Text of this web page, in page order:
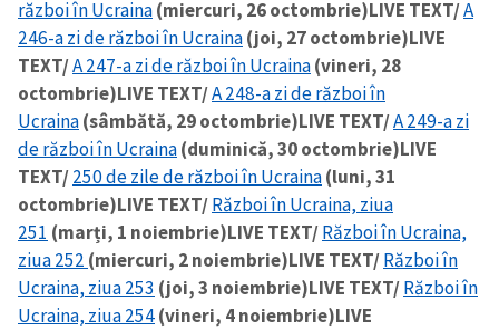
război în Ucraina(miercuri, 26 octombrie)LIVE TEXT/A
246-a zi de război în Ucraina(joi, 27 octombrie)LIVE
TEXT/A 247-a zi de război în Ucraina(vineri, 28
octombrie)LIVE TEXT/A 248-a zi de război în
Ucraina(sâmbătă, 29 octombrie)LIVE TEXT/A 249-a zi
de război în Ucraina(duminică, 30 octombrie)LIVE
TEXT/250 de zile de război în Ucraina(luni, 31
octombrie)LIVE TEXT/Război în Ucraina, ziua
251 (marți, 1 noiembrie)LIVE TEXT/Război în Ucraina,
ziua 252 (miercuri, 2 noiembrie)LIVE TEXT/Război în
Ucraina, ziua 253 (joi, 3 noiembrie)LIVE TEXT/Război în
Ucraina, ziua 254(vineri, 4 noiembrie)LIVE